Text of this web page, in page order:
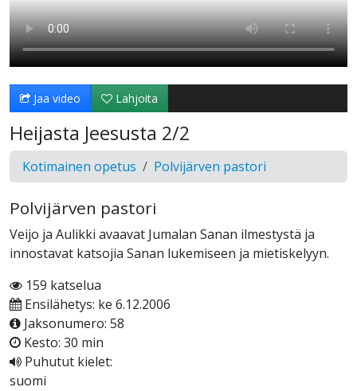
Jaa video Lahjoita
Heijasta Jeesusta 2/2
Kotimainen opetus Polvijärven pastori
Polvijärven pastori
Veijo ja Aulikki avaavat Jumalan Sanan ilmestystä ja
innostavat katsojia Sanan lukemiseen ja mietiskelyyn.
159 katselua
Ensilähetys: ke 6.12.2006
Jaksonumero: 58
Kesto: 30 min
Puhutut kielet:
suomi